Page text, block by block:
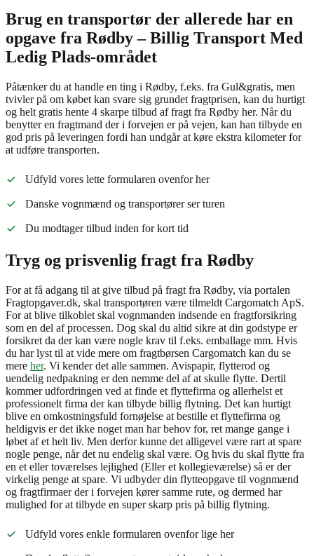
Brug en transportør der allerede har en
opgave fra Rødby – Billig Transport Med
Ledig Plads-området
Påtænker du at handle en ting i Rødby, f.eks. fra Gul&gratis, men
tvivler på om købet kan svare sig grundet fragtprisen, kan du hurtigt
og helt gratis hente 4 skarpe tilbud af fragt fra Rødby her. Når du
benytter en fragtmand der i forvejen er på vejen, kan han tilbyde en
god pris på leveringen fordi han undgår at køre ekstra kilometer for
at udføre transporten.
Udfyld vores lette formularen ovenfor her
Danske vognmænd og transportører ser turen
Du modtager tilbud inden for kort tid
Tryg og prisvenlig fragt fra Rødby
For at få adgang til at give tilbud på fragt fra Rødby, via portalen
Fragtopgaver.dk, skal transportøren være tilmeldt Cargomatch ApS.
For at blive tilkoblet skal vognmanden indsende en fragtforsikring
som en del af processen. Dog skal du altid sikre at din godstype er
forsikret da der kan være nogle krav til f.eks. emballage mm. Hvis
du har lyst til at vide mere om fragtbørsen Cargomatch kan du se
mere her. Vi kender det alle sammen. Avispapir, flytterod og
uendelig nedpakning er den nemme del af at skulle flytte. Dertil
kommer udfordringen ved at finde et flyttefirma og allerhelst et
professionelt firma der kan tilbyde billig flytning. Det kan hurtigt
blive en omkostningsfuld fornøjelse at bestille et flyttefirma og
heldigvis er det ikke noget man har behov for, ret mange gange i
løbet af et helt liv. Men derfor kunne det alligevel være rart at spare
nogle penge, når det nu endelig skal være. Og hvis du skal flytte fra
en et eller toværelses lejlighed (Eller et kollegieværelse) så er der
virkelig penge at spare. Vi udbyder din flytteopgave til vognmænd
og fragtfirmaer der i forvejen kører samme rute, og dermed har
mulighed for at tilbyde en super skarp pris på billig flytning.
Udfyld vores enkle formularen ovenfor lige her